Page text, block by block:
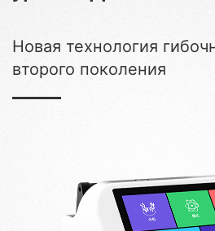
Новая технология
второго поколения